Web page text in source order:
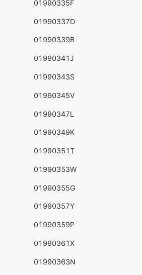
01990335F
01990337D
01990339B
01990341J
01990343S
01990345V
01990347L
01990349K
01990351T
01990353W
01990355G
01990357Y
01990359P
01990361X
01990363N